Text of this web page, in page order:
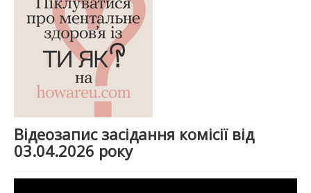
Відеозапис засідання комісії від
03.04.2026 року